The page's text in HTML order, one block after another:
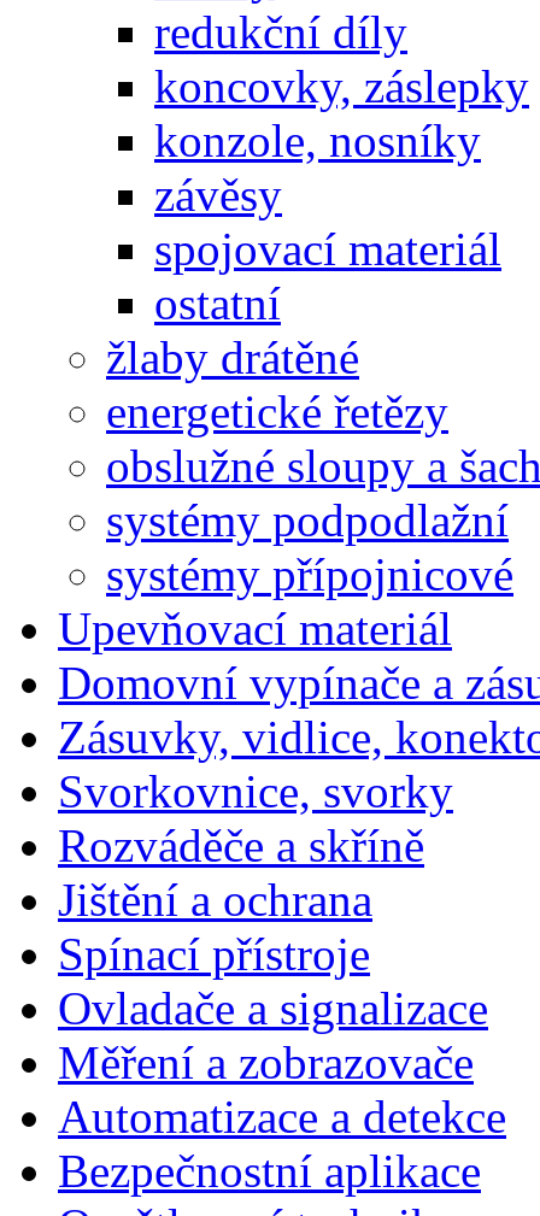
redukční díly
koncovky, záslepky
konzole, nosníky
závěsy
spojovací materiál
ostatní
žlaby drátěné
energetické řetězy
obslužné sloupy a
systémy podpodlažní
systémy přípojnicové
Upevňovací materiál
Domovní vypínače a
Zásuvky, vidlice,
Svorkovnice, svorky
Rozváděče a skříně
Jištění a ochrana
Spínací přístroje
Ovladače a signalizace
Měření a zobrazovače
Automatizace a detekce
Bezpečnostní aplikace